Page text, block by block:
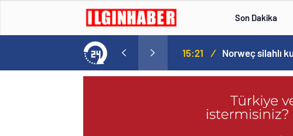
Son Dakika
Tam 5 futbolcu…. 15:21 /